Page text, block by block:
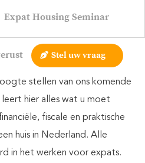
Stel uw vraag
Expat Housing Seminar
stellen van ons komende
leert hier alles wat u moet
fiscale en praktische
huis in Nederland. Alle
in het werken voor expats.